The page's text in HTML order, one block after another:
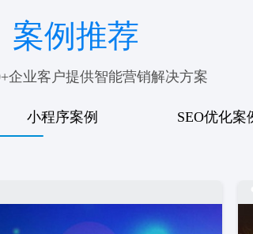
案例推荐
企业客户提供智能营销解决方案
小程序案例 SEO优化案